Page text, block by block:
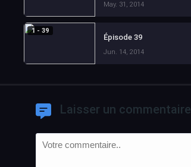
May. 31, 2014
1 - 39
Épisode 39
Jun. 14, 2014
Laisser un commentaire